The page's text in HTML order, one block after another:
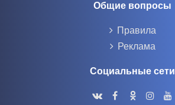
Общие вопросы
Правила
Реклама
Социальные сети